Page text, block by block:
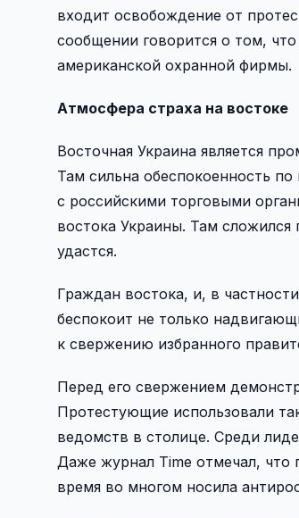
входит освобождение от
сообщении говорится о том,
американской охранной фирмы.
Атмосфера страха на востоке
Восточная Украина является
Там сильна обеспокоенность
с российскими торговыми
востока Украины. Там
удастся.
Граждан востока, и, в
беспокоит не только
к свержению избранного
Перед его свержением
Протестующие использовали
ведомств в столице. Среди
Даже журнал Time отмечал, что
время во многом носила